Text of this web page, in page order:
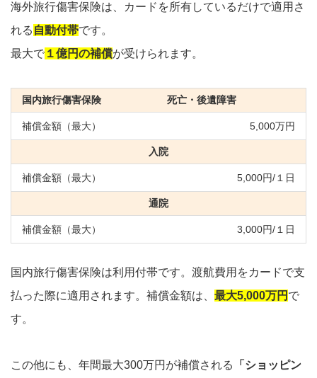
海外旅行傷害保険は、カードを所有しているだけで適用さ
れる 自動付帯です。
最大で １億円の補償が受けられます。
死亡・後遺障害
5,000万円
入院
5,000円/１日
通院
3,000円/１日
国内旅行傷害保険は利用付帯です。渡航費用をカードで支
払った際に適用されます。補償金額は、 最大5,000万円 で
す。
この他にも、年間最大300万円が補償される
「ショッピン